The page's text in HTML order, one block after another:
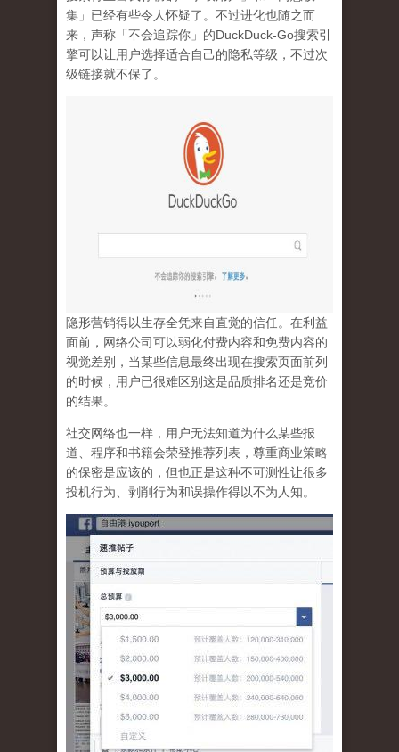
集」已经有些令人怀疑了。不过进化也随之而
来，声称「不会追踪你」的DuckDuck-Go搜索引
擎可以让用户选择适合自己的隐私等级，不过次
级链接就不保了。
隐形营销得以生存全凭来自直觉的信任。在利益
面前，网络公司可以弱化付费内容和免费内容的
视觉差别，当某些信息最终出现在搜索页面前列
的时候，用户已很难区别这是品质排名还是竞价
的结果。
社交网络也一样， 用户无法知道为什么某些报
道、程序和书籍会荣登推荐列表，尊重商业策略
的保密是应该的，但也正是这种不可测性让很多
投机行为、剥削行为和误操作得以不为人知。